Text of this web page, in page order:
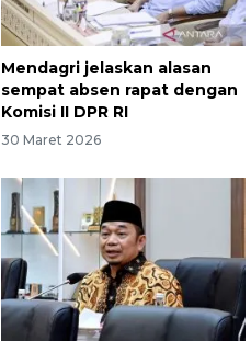
Mendagri jelaskan alasan
sempat absen rapat dengan
Komisi II DPR RI
30 Maret 2026